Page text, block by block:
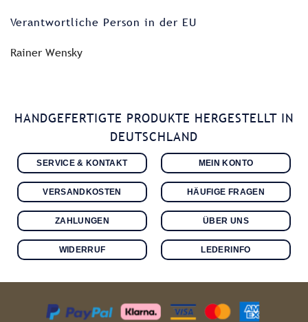
Verantwortliche Person in der EU
Rainer Wensky
HANDGEFERTIGTE PRODUKTE HERGESTELLT IN
DEUTSCHLAND
SERVICE & KONTAKT
VERSANDKOSTEN
ZAHLUNGEN
WIDERRUF
MEIN KONTO
HÄUFIGE FRAGEN
ÜBER UNS
LEDERINFO